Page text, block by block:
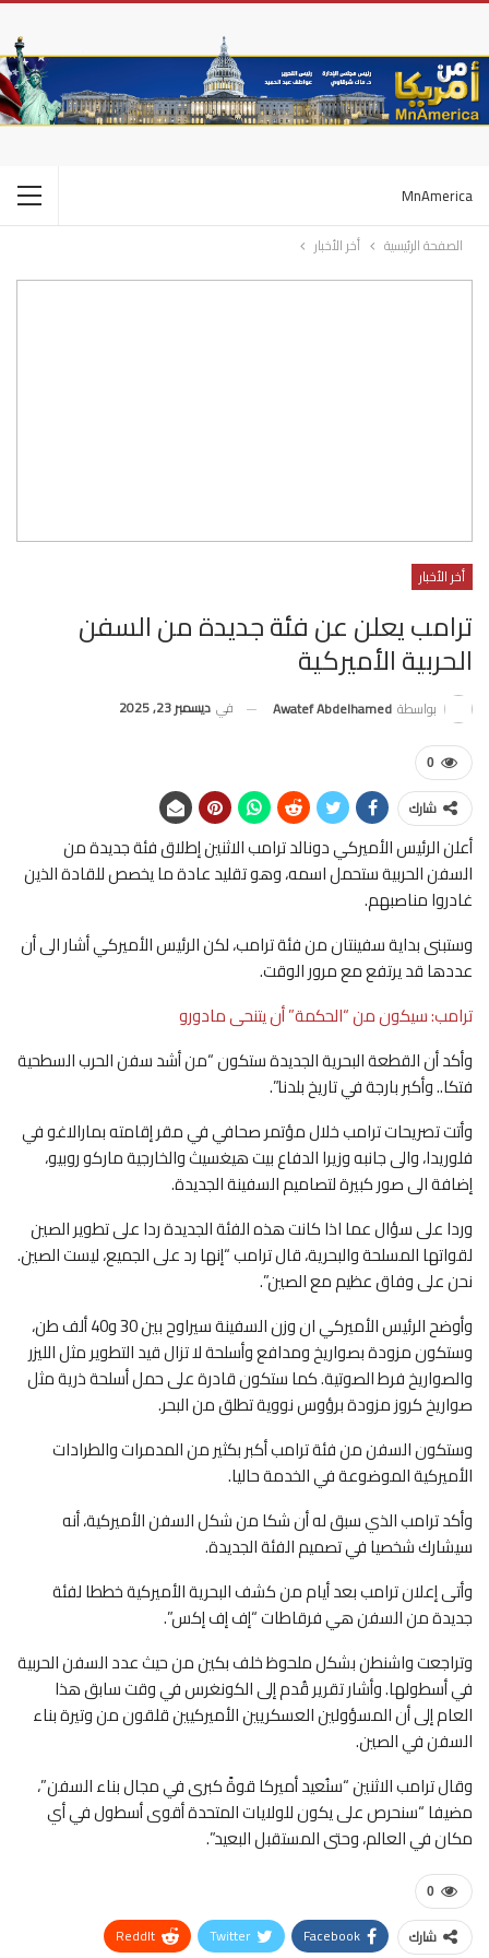
MnAmerica
الصفحة الرئيسية أخر الأخبار
أخر الأخبار
ترامب يعلن عن فئة جديدة من السفن
الحربية الأميركية
بواسطة Awatef Abdelhamed في ديسمبر 23, 2025
0
شارك
أعلن الرئيس الأميركي دونالد ترامب الاثنين إطلاق فئة جديدة من
السفن الحربية ستحمل اسمه، وهو تقليد عادة ما يخصص للقادة الذين
غادروا مناصبهم.
وستبنى بداية سفينتان من فئة ترامب، لكن الرئيس الأميركي أشار الى أن
عددها قد يرتفع مع مرور الوقت.
ترامب: سيكون من “الحكمة” أن يتنحى مادورو
وأكد أن القطعة البحرية الجديدة ستكون “من أشد سفن الحرب السطحية
فتكا.. وأكبر بارجة في تاريخ بلدنا”.
وأتت تصريحات ترامب خلال مؤتمر صحافي في مقر إقامته بمارالاغو في
فلوريدا، والى جانبه وزيرا الدفاع بيت هيغسيث والخارجية ماركو روبيو،
إضافة الى صور كبيرة لتصاميم السفينة الجديدة.
وردا على سؤال عما اذا كانت هذه الفئة الجديدة ردا على تطوير الصين
لقواتها المسلحة والبحرية، قال ترامب “إنها رد على الجميع، ليست الصين.
نحن على وفاق عظيم مع الصين”.
وأوضح الرئيس الأميركي ان وزن السفينة سيراوح بين 30 و40 ألف طن،
وستكون مزودة بصواريخ ومدافع وأسلحة لا تزال قيد التطوير مثل الليزر
والصواريخ فرط الصوتية. كما ستكون قادرة على حمل أسلحة ذرية مثل
صواريخ كروز مزودة برؤوس نووية تطلق من البحر.
وستكون السفن من فئة ترامب أكبر بكثير من المدمرات والطرادات
الأميركية الموضوعة في الخدمة حاليا.
وأكد ترامب الذي سبق له أن شكا من شكل السفن الأميركية، أنه
سيشارك شخصيا في تصميم الفئة الجديدة.
وأتى إعلان ترامب بعد أيام من كشف البحرية الأميركية خططا لفئة
جديدة من السفن هي فرقاطات “إف إف إكس”.
وتراجعت واشنطن بشكل ملحوظ خلف بكين من حيث عدد السفن الحربية
في أسطولها. وأشار تقرير قُدم إلى الكونغرس في وقت سابق هذا
العام إلى أن المسؤولين العسكريين الأميركيين قلقون من وتيرة بناء
السفن في الصين.
وقال ترامب الاثنين “سنُعيد أميركا قوةً كبرى في مجال بناء السفن”،
مضيفا “سنحرص على يكون للولايات المتحدة أقوى أسطول في أي
مكان في العالم، وحتى المستقبل البعيد”.
0
شارك Facebook
Twitter
ReddIt